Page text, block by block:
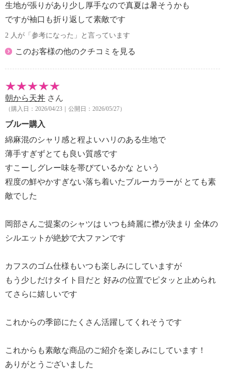
生地が張りがあり少し厚手なので真夏は暑そうかも
ですが袖口も折り返して素敵です
2 人が「参考になった」と言っています
このお客様の他のクチコミを見る
朝から天丼 さん
（購入日：2026/04/23｜公開日：2026/05/27）
ブルー購入
綿麻混のシャリ感と程よいハリのある生地で
薄手すぎずとても良い質感です
すこーしグレー味を帯びているかな という
程度の鮮やかすぎない落ち着いたブルーカラーが とても素
敵でした
岡部さんご提案のシャツは いつも綺麗に襟が決まり 全体の
シルエットが絶妙で大ファンです
カフスのゴム仕様もいつも楽しみにしていますが
もう少しだけタイト目だと 好みの位置でピタッと止められ
てさらに嬉しいです
これからの季節にたくさん活躍してくれそうです
これからも素敵な商品のご紹介を楽しみにしています！
ありがとうございました